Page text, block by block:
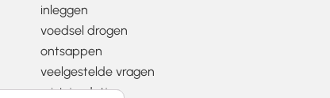
inleggen
voedsel drogen
ontsappen
veelgestelde vragen
wist-je-datjes